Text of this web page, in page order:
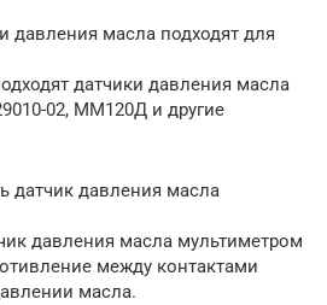
давления масла подходят для
датчики давления масла
02, ММ120Д и другие
датчик давления масла
давления масла мультиметром
между контактами
масла.